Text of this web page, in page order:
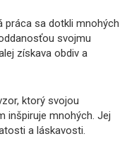
práca sa dotkli mnohých
svojmu
získava obdiv a
ktorý svojou
inšpiruje mnohých. Jej
a láskavosti.